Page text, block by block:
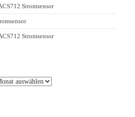
Stromsensor
Stromsensor